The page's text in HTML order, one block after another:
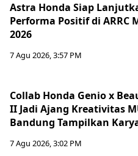
Astra Honda Siap
Performa Positif di ARRC
2026
7 Agu 2026, 3:57 PM
Collab Honda Genio x
II Jadi Ajang Kreativitas
Bandung Tampilkan
7 Agu 2026, 3:02 PM